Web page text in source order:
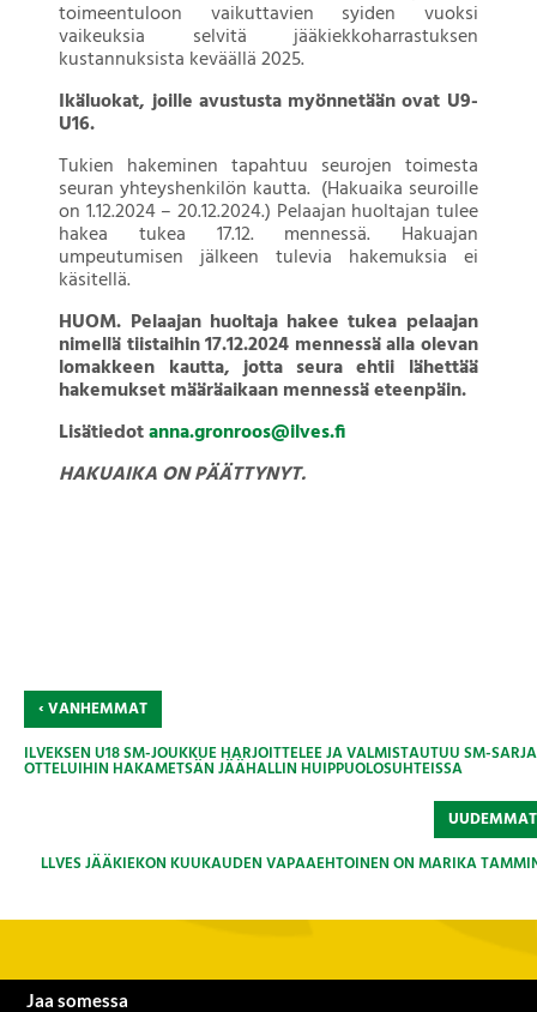
toimeentuloon vaikuttavien syiden vuoksi
vaikeuksia selvitä jääkiekkoharrastuksen
kustannuksista keväällä 2025.
Ikäluokat, joille avustusta myönnetään ovat U9-
U16.
Tukien hakeminen tapahtuu seurojen toimesta
seuran yhteyshenkilön kautta. (Hakuaika seuroille
on 1.12.2024 – 20.12.2024.) Pelaajan huoltajan tulee
hakea tukea 17.12. mennessä. Hakuajan
umpeutumisen jälkeen tulevia hakemuksia ei
käsitellä.
HUOM. Pelaajan huoltaja hakee tukea pelaajan
nimellä tiistaihin 17.12.2024 mennessä alla olevan
lomakkeen kautta, jotta seura ehtii lähettää
hakemukset määräaikaan mennessä eteenpäin.
Lisätiedotanna.gronroos@ilves.fi
HAKUAIKA ON PÄÄTTYNYT.
‹VANHEMMAT
ILVEKSEN U18 SM-JOUKKUE HARJOITTELEE JA VALMISTAUTUU SM-
OTTELUIHIN HAKAMETSÄN JÄÄHALLIN HUIPPUOLOSUHTEISSA
LLVES JÄÄKIEKON KUUKAUDEN VAPAAEHTOINEN ON MARIKA
Jaa somessa